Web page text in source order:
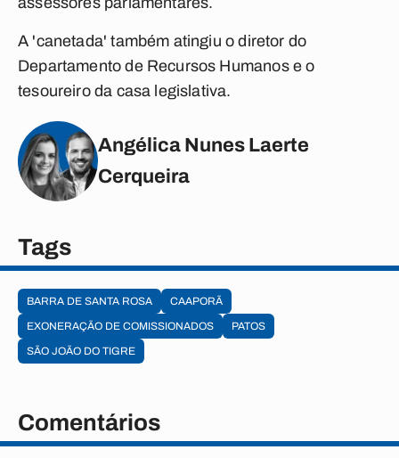
A 'canetada' também atingiu o diretor do
Departamento de Recursos Humanos e o
tesoureiro da casa legislativa.
Angélica Nunes Laerte
Cerqueira
Tags
BARRA DE SANTA ROSA
CAAPORÃ
EXONERAÇÃO DE COMISSIONADOS
PATOS
SÃO JOÃO DO TIGRE
Comentários